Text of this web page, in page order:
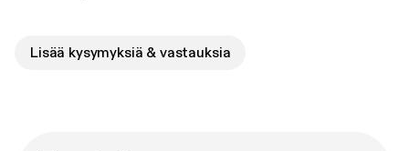
Lisää kysymyksiä & vastauksia